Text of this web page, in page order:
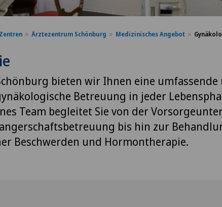
Ärztezentrum Schönburg Medizinisches Angebot
bieten wir Ihnen eine umfassende
Betreuung in jeder
Team begleitet Sie von der
bis hin zur
Beschwerden und Hormontherapie.